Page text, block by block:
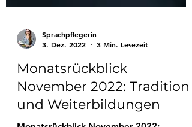
Sprachpflegerin
3. Dez. 2022
3 Min. Lesezeit
Monatsrückblick
November 2022: Tradition